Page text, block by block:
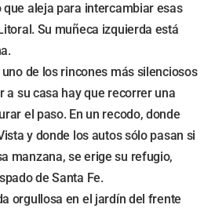
aleja para intercambiar esas
Su muñeca izquierda está
de los rincones más silenciosos
a su casa hay que recorrer una
el paso. En un recodo, donde
y donde los autos sólo pasan si
manzana, se erige su refugio,
de Santa Fe.
orgullosa en el jardín del frente